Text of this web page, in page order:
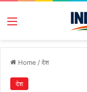
Menu
Home /देश
देश